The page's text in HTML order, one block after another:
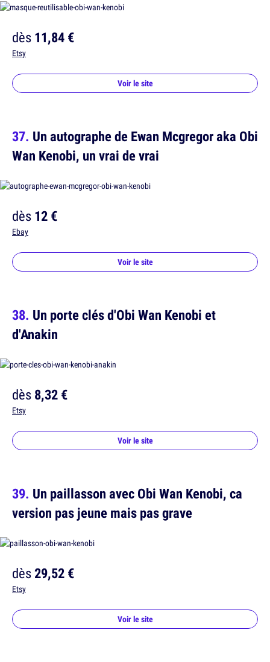
dès11,84 €
Etsy
Voir le site
Un autographe de Ewan Mcgregor aka Obi
Wan Kenobi, un vrai de vrai
dès12 €
Ebay
Voir le site
Un porte clés d'Obi Wan Kenobi et
d'Anakin
dès8,32 €
Etsy
Voir le site
Un paillasson avec Obi Wan Kenobi, ca
version pas jeune mais pas grave
dès29,52 €
Etsy
Voir le site